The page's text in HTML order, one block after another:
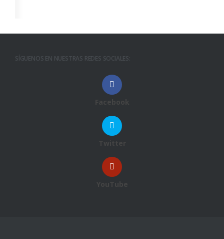
SÍGUENOS EN NUESTRAS REDES SOCIALES:
Facebook
Twitter
YouTube